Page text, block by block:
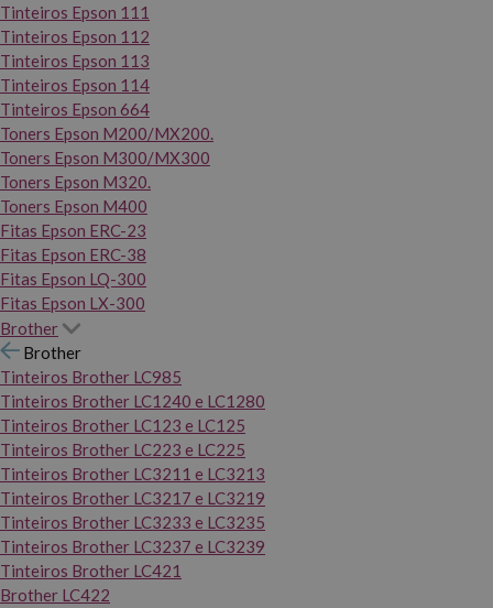
Tinteiros Epson 111
Tinteiros Epson 112
Tinteiros Epson 113
Tinteiros Epson 114
Tinteiros Epson 664
Toners Epson M200/MX200.
Toners Epson M300/MX300
Toners Epson M320.
Toners Epson M400
Fitas Epson ERC-23
Fitas Epson ERC-38
Fitas Epson LQ-300
Fitas Epson LX-300
Brother
Brother
Tinteiros Brother LC985
Tinteiros Brother LC1240 e LC1280
Tinteiros Brother LC123 e LC125
Tinteiros Brother LC223 e LC225
Tinteiros Brother LC3211 e LC3213
Tinteiros Brother LC3217 e LC3219
Tinteiros Brother LC3233 e LC3235
Tinteiros Brother LC3237 e LC3239
Tinteiros Brother LC421
Brother LC422